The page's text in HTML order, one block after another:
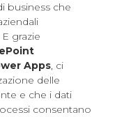
business che
grazie
Apps, ci
delle
e che i dati
consentano